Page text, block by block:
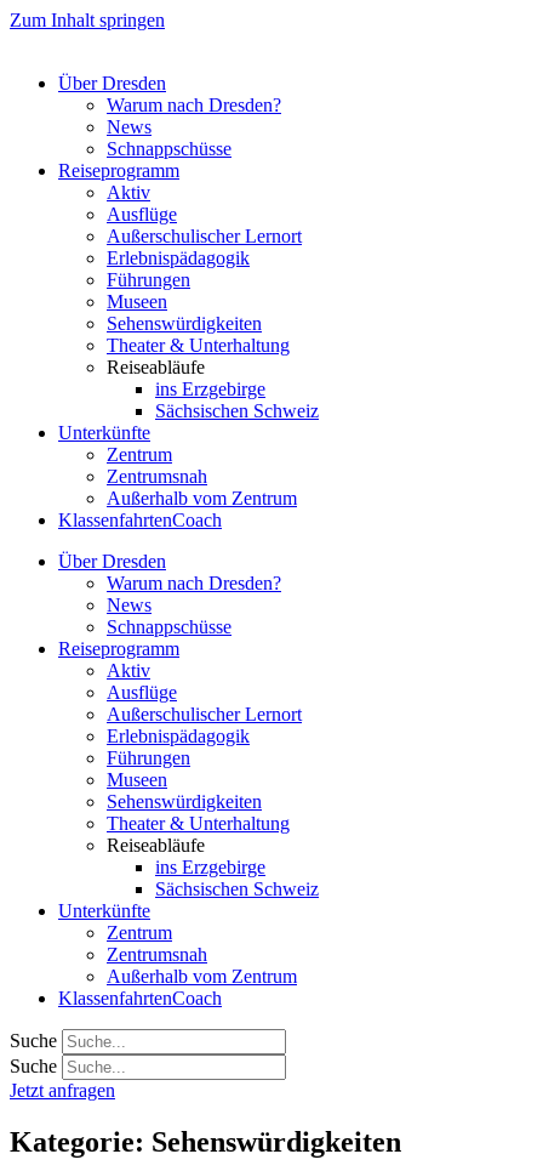
Zum Inhalt springen
Über Dresden
Warum nach Dresden?
News
Schnappschüsse
Reiseprogramm
Aktiv
Ausflüge
Außerschulischer Lernort
Erlebnispädagogik
Führungen
Museen
Sehenswürdigkeiten
Theater & Unterhaltung
Reiseabläufe
ins Erzgebirge
Sächsischen Schweiz
Unterkünfte
Zentrum
Zentrumsnah
Außerhalb vom Zentrum
KlassenfahrtenCoach
Über Dresden
Warum nach Dresden?
News
Schnappschüsse
Reiseprogramm
Aktiv
Ausflüge
Außerschulischer Lernort
Erlebnispädagogik
Führungen
Museen
Sehenswürdigkeiten
Theater & Unterhaltung
Reiseabläufe
ins Erzgebirge
Sächsischen Schweiz
Unterkünfte
Zentrum
Zentrumsnah
Außerhalb vom Zentrum
KlassenfahrtenCoach
Suche
Suche
Jetzt anfragen
Kategorie: Sehenswürdigkeiten